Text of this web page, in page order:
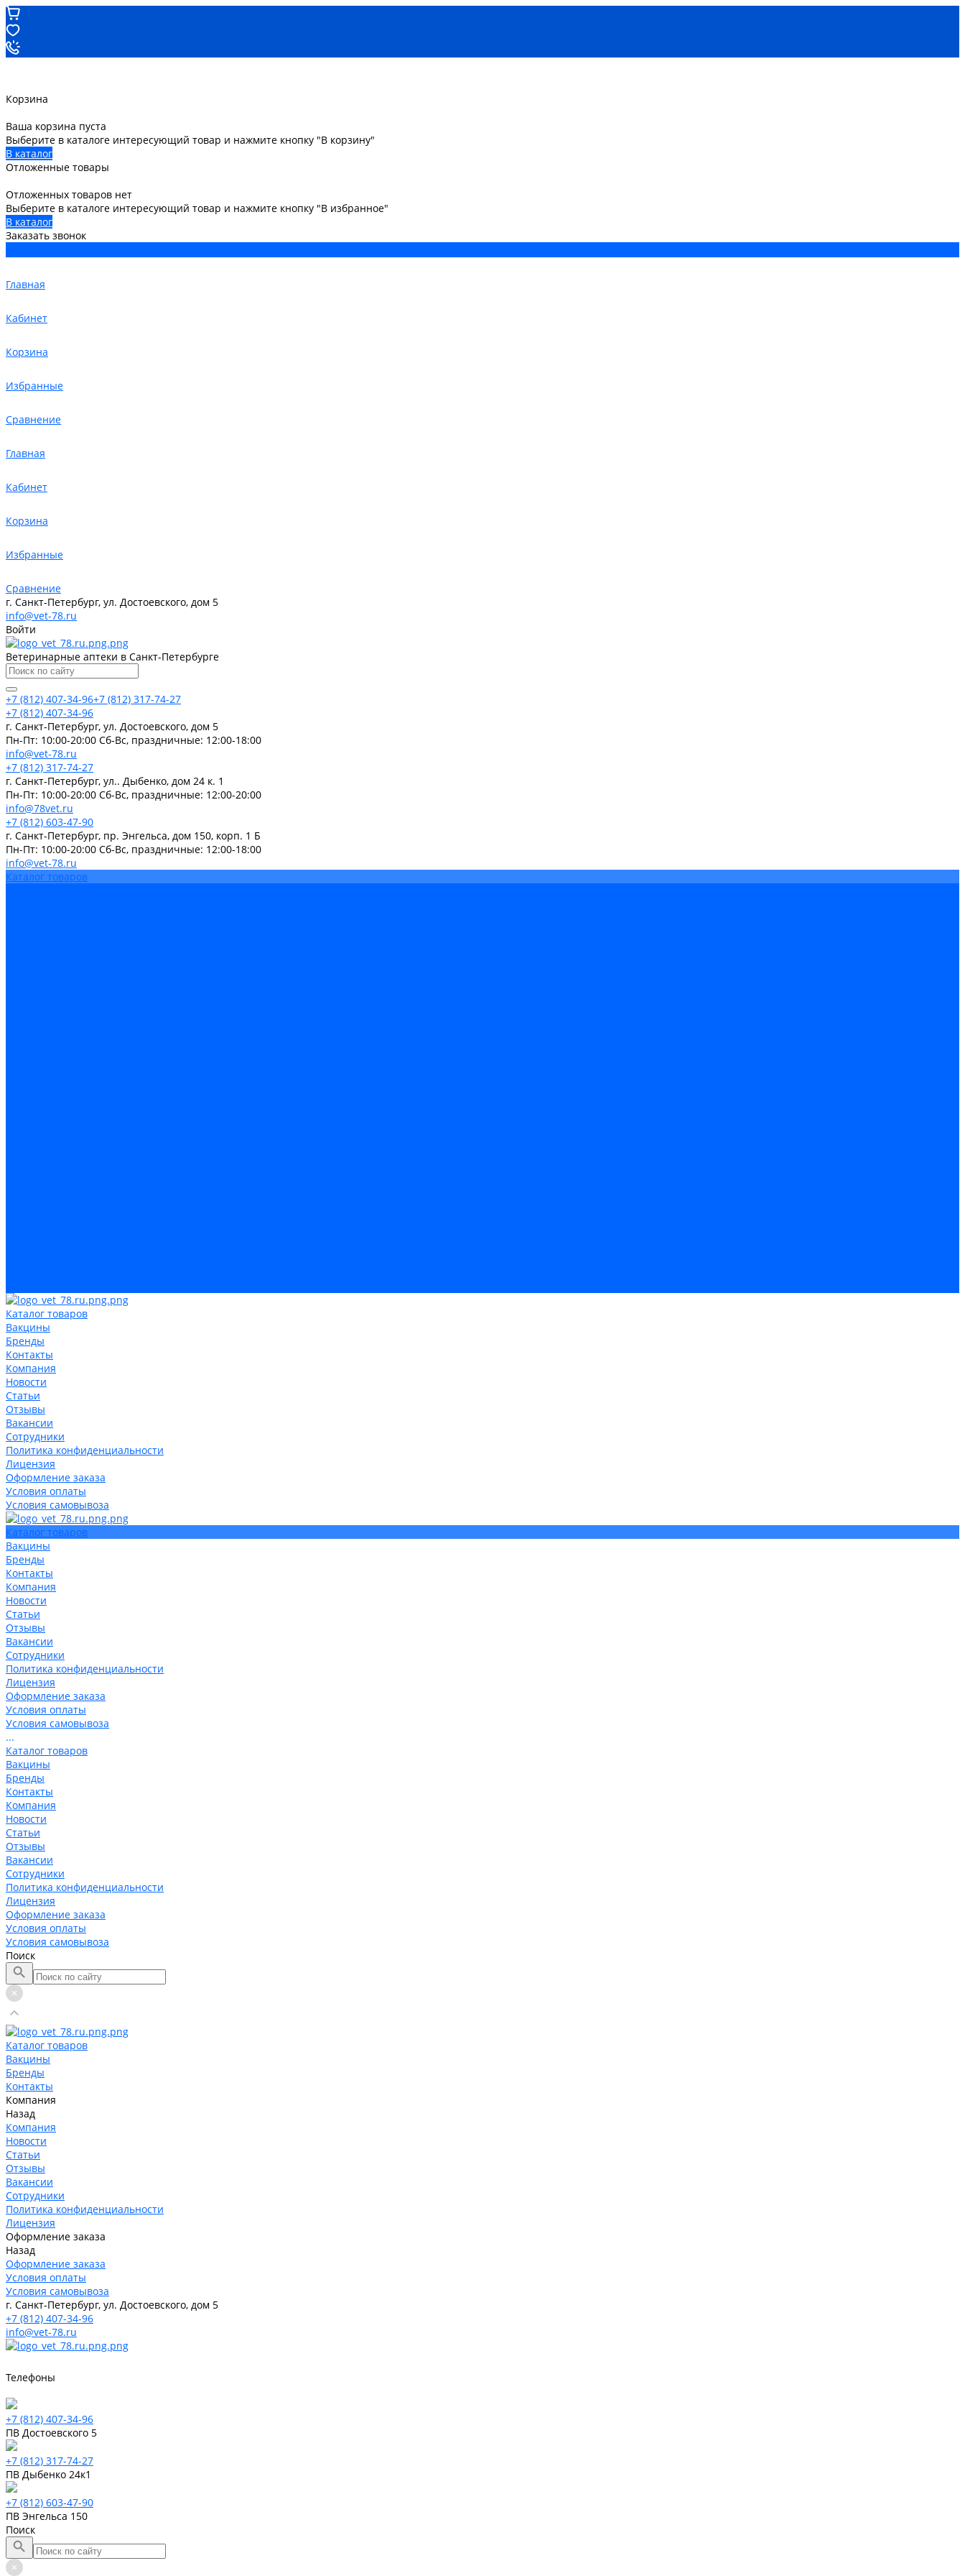
Корзина
Ваша корзина пуста
Выберите в каталоге интересующий товар и нажмите кнопку "В корзину"
В каталог
Отложенные товары
Отложенных товаров нет
Выберите в каталоге интересующий товар и нажмите кнопку "В избранное"
В каталог
Заказать звонок
Главная
Кабинет
Корзина
Избранные
Сравнение
Главная
Кабинет
Корзина
Избранные
Сравнение
г. Санкт-Петербург, ул. Достоевского, дом 5
info@vet-78.ru
Войти
Ветеринарные аптеки в Санкт-Петербурге
+7 (812) 407-34-96+7 (812) 317-74-27
+7 (812) 407-34-96
г. Санкт-Петербург, ул. Достоевского, дом 5
Пн-Пт: 10:00-20:00 Cб-Вс, праздничные: 12:00-18:00
info@vet-78.ru
+7 (812) 317-74-27
г. Санкт-Петербург, ул.. Дыбенко, дом 24 к. 1
Пн-Пт: 10:00-20:00 Cб-Вс, праздничные: 12:00-20:00
info@78vet.ru
+7 (812) 603-47-90
г. Санкт-Петербург, пр. Энгельса, дом 150, корп. 1 Б
Пн-Пт: 10:00-20:00 Cб-Вс, праздничные: 12:00-18:00
info@vet-78.ru
Каталог товаров
Каталог товаров
Вакцины
Бренды
Контакты
Компания
Новости
Статьи
Отзывы
Вакансии
Сотрудники
Политика конфиденциальности
Лицензия
Оформление заказа
Условия оплаты
Условия самовывоза
Каталог товаров
Вакцины
Бренды
Контакты
Компания
Новости
Статьи
Отзывы
Вакансии
Сотрудники
Политика конфиденциальности
Лицензия
Оформление заказа
Условия оплаты
Условия самовывоза
...
Каталог товаров
Вакцины
Бренды
Контакты
Компания
Новости
Статьи
Отзывы
Вакансии
Сотрудники
Политика конфиденциальности
Лицензия
Оформление заказа
Условия оплаты
Условия самовывоза
Поиск
Каталог товаров
Вакцины
Бренды
Контакты
Компания
Назад
Компания
Новости
Статьи
Отзывы
Вакансии
Сотрудники
Политика конфиденциальности
Лицензия
Оформление заказа
Назад
Оформление заказа
Условия оплаты
Условия самовывоза
г. Санкт-Петербург, ул. Достоевского, дом 5
+7 (812) 407-34-96
info@vet-78.ru
Телефоны
+7 (812) 407-34-96
ПВ Достоевского 5
+7 (812) 317-74-27
ПВ Дыбенко 24к1
+7 (812) 603-47-90
ПВ Энгельса 150
Поиск